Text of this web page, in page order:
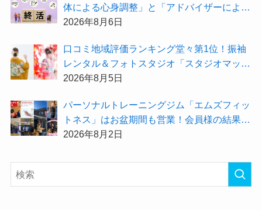
体による心身調整」と「アドバイザーによる
身辺整理の準備」をしてみませんか？
2026年8月6日
⼝コミ地域評価ランキング堂々第1位！振袖
レンタル＆フォトスタジオ「スタジオマック
ス」がお得な『2026年8月限定キャンペー
2026年8月5日
パーソナルトレーニングジム「エムズフィッ
トネス」はお盆期間も営業！会員様の結果を
大公開★
2026年8月2日